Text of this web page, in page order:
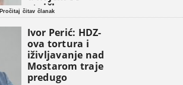
etničke grupe
pojavljuju kao
osnovne
političke jedinice
Pročitaj čitav članak
Ivor Perić: HDZ-
ova tortura i
iživljavanje nad
Mostarom traje
predugo